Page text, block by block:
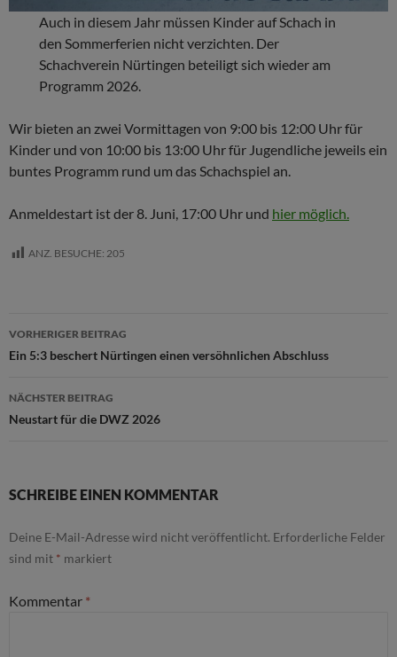
Auch in diesem Jahr müssen Kinder auf Schach in
den Sommerferien nicht verzichten. Der
Schachverein Nürtingen beteiligt sich wieder am
Programm 2026.
Wir bieten an zwei Vormittagen von 9:00 bis 12:00 Uhr für
Kinder und von 10:00 bis 13:00 Uhr für Jugendliche jeweils ein
buntes Programm rund um das Schachspiel an.
Anmeldestart ist der 8. Juni, 17:00 Uhr und hier möglich.
ANZ. BESUCHE: 205
Beitragsnavigation
VORHERIGER BEITRAG
Ein 5:3 beschert Nürtingen einen versöhnlichen Abschluss
NÄCHSTER BEITRAG
Neustart für die DWZ 2026
SCHREIBE EINEN KOMMENTAR
Deine E-Mail-Adresse wird nicht veröffentlicht. Erforderliche Felder
sind mit * markiert
Kommentar *